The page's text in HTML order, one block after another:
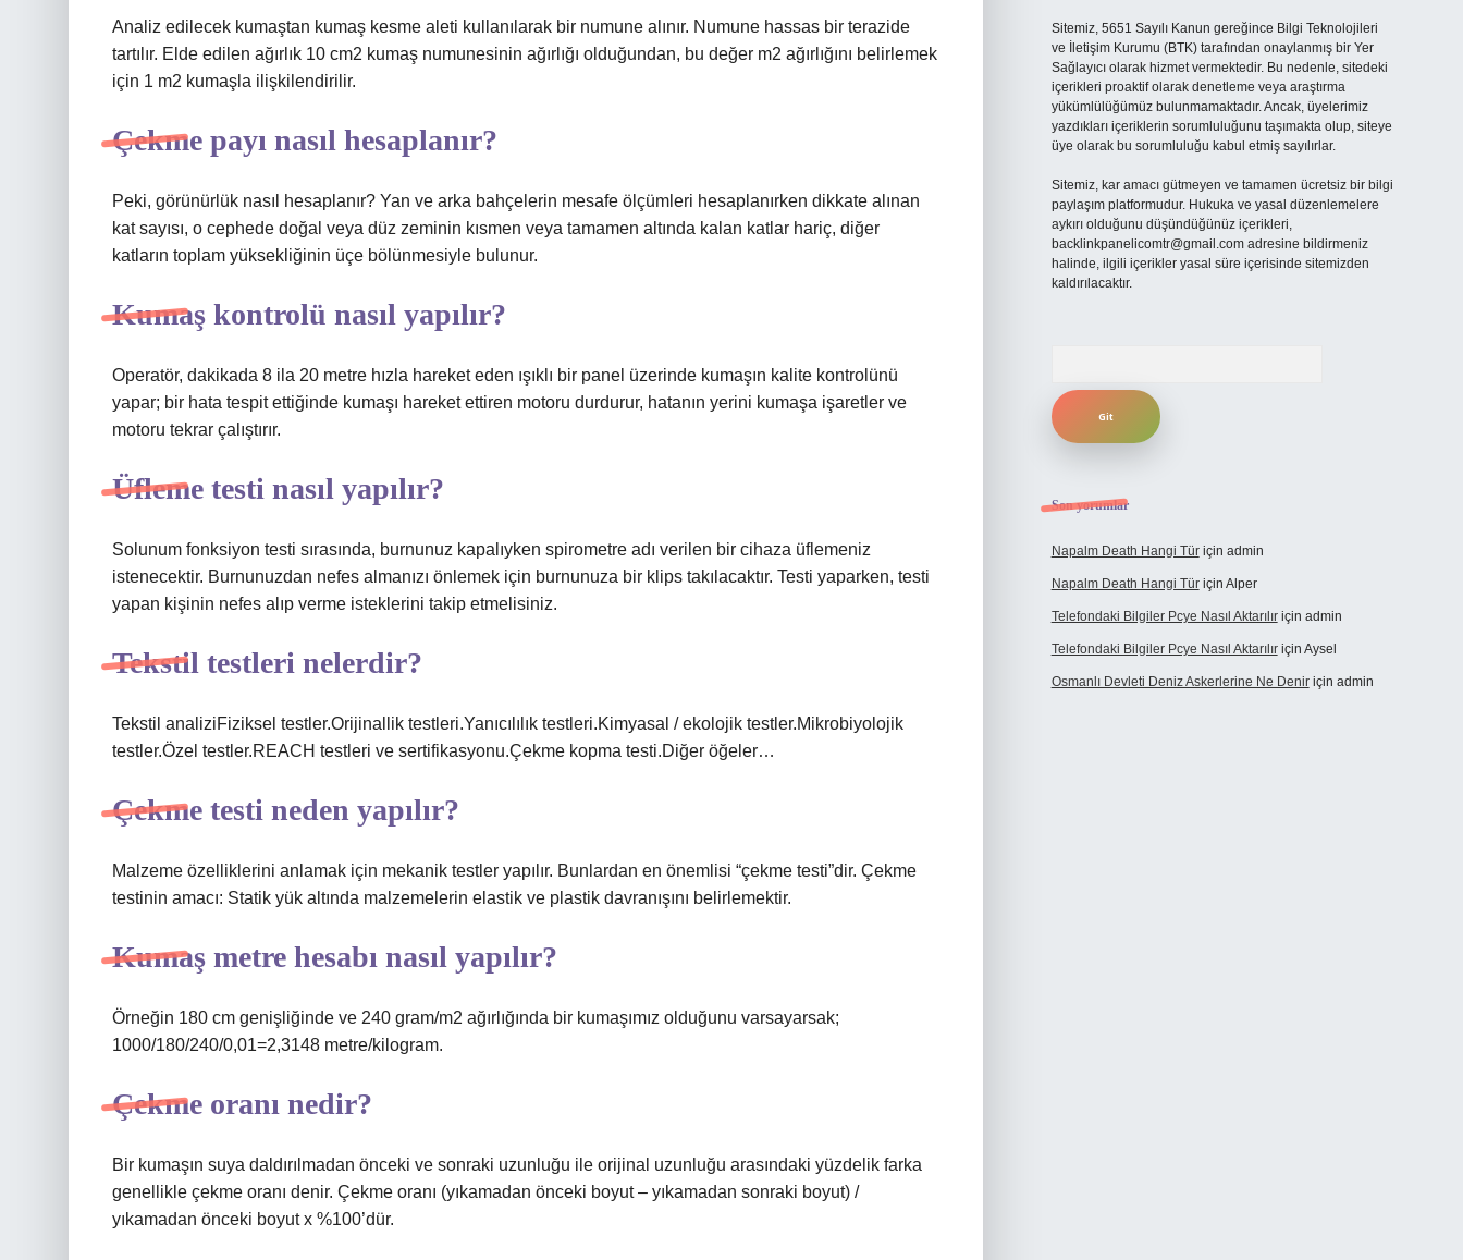
Analiz edilecek kumaştan kumaş kesme aleti kullanılarak bir numune alınır. Numune hassas bir terazide
tartılır. Elde edilen ağırlık 10 cm2 kumaş numunesinin ağırlığı olduğundan, bu değer m2 ağırlığını belirlemek
için 1 m2 kumaşla ilişkilendirilir.
Çekme payı nasıl hesaplanır?
Peki, görünürlük nasıl hesaplanır? Yan ve arka bahçelerin mesafe ölçümleri hesaplanırken dikkate alınan
kat sayısı, o cephede doğal veya düz zeminin kısmen veya tamamen altında kalan katlar hariç, diğer
katların toplam yüksekliğinin üçe bölünmesiyle bulunur.
Kumaş kontrolü nasıl yapılır?
Operatör, dakikada 8 ila 20 metre hızla hareket eden ışıklı bir panel üzerinde kumaşın kalite kontrolünü
yapar; bir hata tespit ettiğinde kumaşı hareket ettiren motoru durdurur, hatanın yerini kumaşa işaretler ve
motoru tekrar çalıştırır.
Üfleme testi nasıl yapılır?
Solunum fonksiyon testi sırasında, burnunuz kapalıyken spirometre adı verilen bir cihaza üflemeniz
istenecektir. Burnunuzdan nefes almanızı önlemek için burnunuza bir klips takılacaktır. Testi yaparken, testi
yapan kişinin nefes alıp verme isteklerini takip etmelisiniz.
Tekstil testleri nelerdir?
Tekstil analiziFiziksel testler.Orijinallik testleri.Yanıcılılık testleri.Kimyasal / ekolojik testler.Mikrobiyolojik
testler.Özel testler.REACH testleri ve sertifikasyonu.Çekme kopma testi.Diğer öğeler…
Çekme testi neden yapılır?
Malzeme özelliklerini anlamak için mekanik testler yapılır. Bunlardan en önemlisi “çekme testi”dir. Çekme
testinin amacı: Statik yük altında malzemelerin elastik ve plastik davranışını belirlemektir.
Kumaş metre hesabı nasıl yapılır?
Örneğin 180 cm genişliğinde ve 240 gram/m2 ağırlığında bir kumaşımız olduğunu varsayarsak;
1000/180/240/0,01=2,3148 metre/kilogram.
Çekme oranı nedir?
Bir kumaşın suya daldırılmadan önceki ve sonraki uzunluğu ile orijinal uzunluğu arasındaki yüzdelik farka
genellikle çekme oranı denir. Çekme oranı (yıkamadan önceki boyut – yıkamadan sonraki boyut) /
yıkamadan önceki boyut x %100’dür.
Sitemiz, 5651 Sayılı Kanun gereğince Bilgi Teknolojileri
ve İletişim Kurumu (BTK) tarafından onaylanmış bir Yer
Sağlayıcı olarak hizmet vermektedir. Bu nedenle, sitedeki
içerikleri proaktif olarak denetleme veya araştırma
yükümlülüğümüz bulunmamaktadır. Ancak, üyelerimiz
yazdıkları içeriklerin sorumluluğunu taşımakta olup, siteye
üye olarak bu sorumluluğu kabul etmiş sayılırlar.
Sitemiz, kar amacı gütmeyen ve tamamen ücretsiz bir bilgi
paylaşım platformudur. Hukuka ve yasal düzenlemelere
aykırı olduğunu düşündüğünüz içerikleri,
backlinkpanelicomtr@gmail.comadresine bildirmeniz
halinde, ilgili içerikler yasal süre içerisinde sitemizden
kaldırılacaktır.
Son yorumlar
Napalm Death Hangi Türiçin admin
Napalm Death Hangi Türiçin Alper
Telefondaki Bilgiler Pcye Nasıl Aktarılıriçin admin
Telefondaki Bilgiler Pcye Nasıl Aktarılıriçin Aysel
Osmanlı Devleti Deniz Askerlerine Ne Deniriçin admin